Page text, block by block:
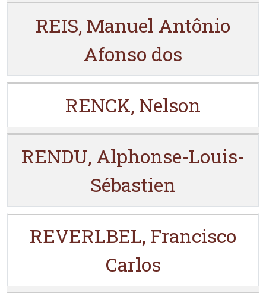
REIS, Manuel Antônio
Afonso dos
RENCK, Nelson
RENDU, Alphonse-Louis-
Sébastien
REVERLBEL, Francisco
Carlos